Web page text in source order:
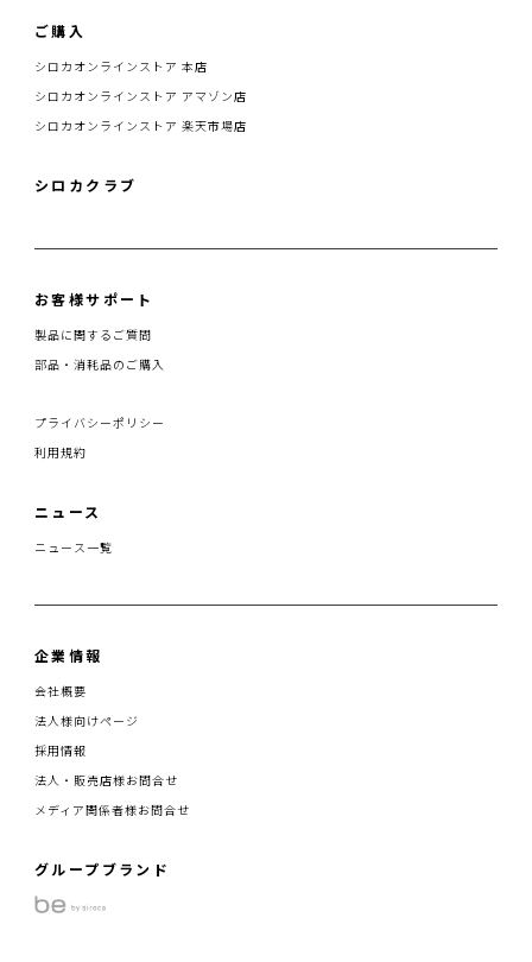
ご購入
シロカオンラインストア 本店
シロカオンラインストア アマゾン店
シロカオンラインストア 楽天市場店
シロカクラブ
お客様サポート
製品に関するご質問
部品・消耗品のご購入
プライバシーポリシー
利用規約
ニュース
ニュース一覧
企業情報
会社概要
法人様向けページ
採用情報
法人・販売店様お問合せ
メディア関係者様お問合せ
グループブランド